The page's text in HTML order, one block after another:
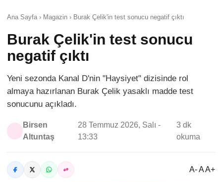
Ana Sayfa › Magazin › Burak Çelik'in test sonucu negatif çıktı
Burak Çelik'in test sonucu
negatif çıktı
Yeni sezonda Kanal D'nin "Haysiyet" dizisinde rol
almaya hazırlanan Burak Çelik yasaklı madde test
sonucunu açıkladı.
Birsen
Altuntaş
28 Temmuz 2026, Salı -
13:33
3 dk
okuma
A- A A+